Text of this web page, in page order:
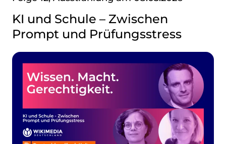
KI und Schule – Zwischen
Prompt und Prüfungsstress